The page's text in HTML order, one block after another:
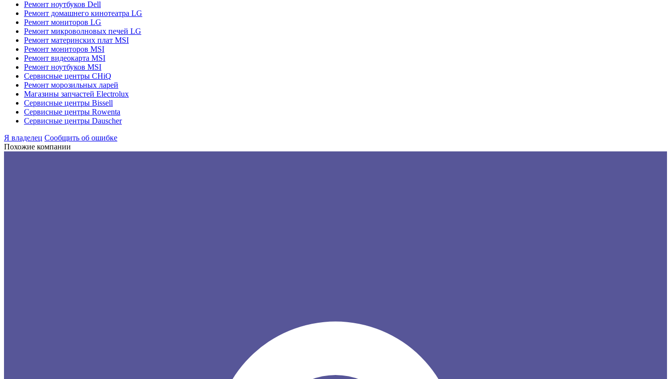
Ремонт ноутбуков Dell
Ремонт домашнего кинотеатра LG
Ремонт мониторов LG
Ремонт микроволновых печей LG
Ремонт материнских плат MSI
Ремонт мониторов MSI
Ремонт видеокарта MSI
Ремонт ноутбуков MSI
Сервисные центры CHiQ
Ремонт морозильных ларей
Магазины запчастей Electrolux
Сервисные центры Bissell
Сервисные центры Rowenta
Сервисные центры Dauscher
Я владелец Сообщить об ошибке
Похожие компании